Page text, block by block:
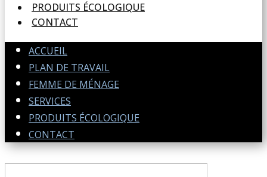
PRODUITS ÉCOLOGIQUE
CONTACT
ACCUEIL
PLAN DE TRAVAIL
FEMME DE MÉNAGE
SERVICES
PRODUITS ÉCOLOGIQUE
CONTACT